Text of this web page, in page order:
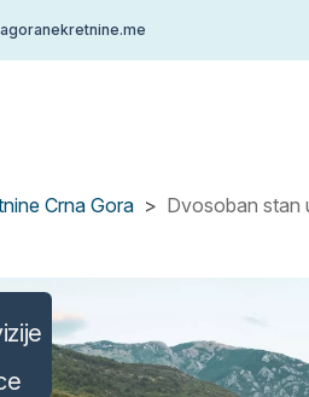
Crna Gora Dvosoban stan